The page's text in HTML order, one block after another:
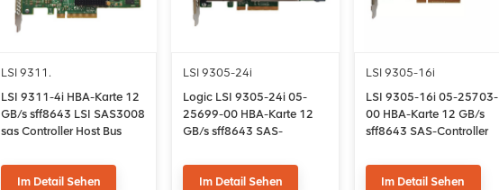
LSI 9311.
LSI 9311-4i HBA-Karte 12
GB/s sff8643 LSI SAS3008
sas Controller Host Bus
Im Detail Sehen
LSI 9305-24i
Logic LSI 9305-24i 05-
25699-00 HBA-Karte 12
GB/s sff8643 SAS-
Adapter
Im Detail Sehen
LSI 9305-16i
LSI 9305-16i 05-25703-
00 HBA-Karte 12 GB/s
sff8643 SAS-Controller
Im Detail Sehen